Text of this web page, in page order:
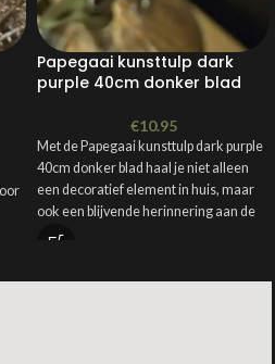
Papegaai kunsttulp dark
purple 40cm donker blad
€10.95
Met de Papegaai kunsttulp dark purple
40cm donker blad haal je niet alleen
een decoratief element in huis, maar
ook een blijvende herinnering aan de
pracht van het voorjaar. Ervaar de